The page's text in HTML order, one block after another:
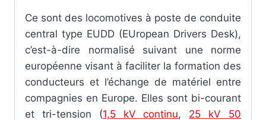
Ce sont des locomotives à poste de conduite
central type EUDD (EUropean Drivers Desk),
c’est-à-dire normalisé suivant une norme
européenne visant à faciliter la formation des
conducteurs et l’échange de matériel entre
compagnies en Europe. Elles sont bi-courant
et tri-tension (1,5 kV continu, 25 kV 50